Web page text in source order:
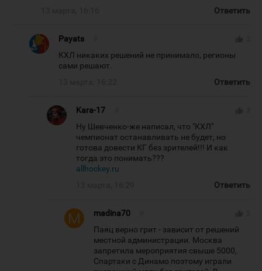
Ответить
Payats
КХЛ никаких решений не принимало, регионы
сами решают.
Ответить
Kara-17
Ну Шевченко-же написал, что "КХЛ"
чемпионат останавливать не будет, но
готова довести КГ без зрителей!!! И как
тогда это понимать???
allhockey.ru
Ответить
madina70
Паяц верно грит - зависит от решений
местной администрации. Москва
запретила мероприятия свыше 5000,
Спартаки с Динамо поэтому играли